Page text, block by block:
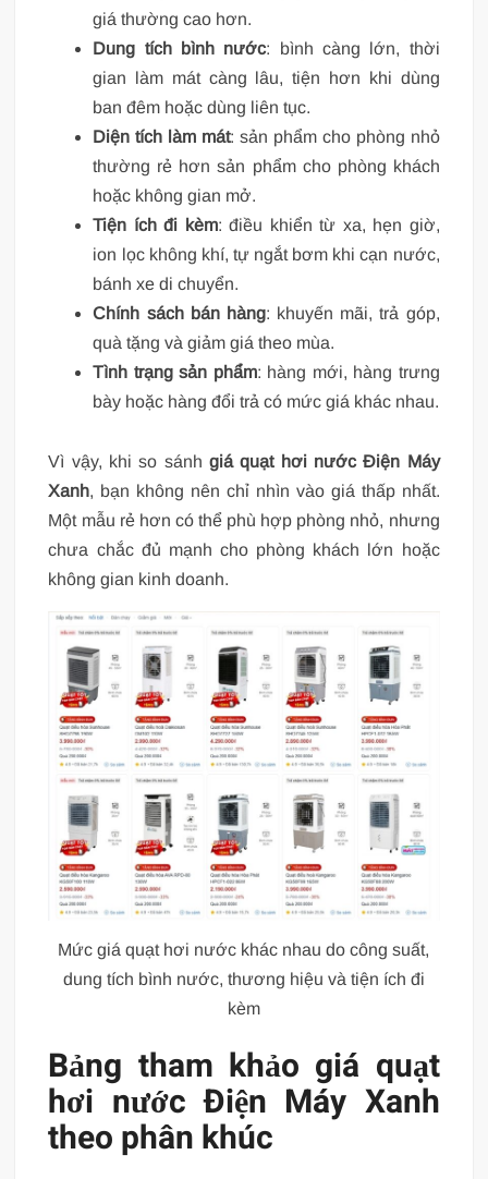
giá thường cao hơn.
Dung tích bình nước: bình càng lớn, thời
gian làm mát càng lâu, tiện hơn khi dùng
ban đêm hoặc dùng liên tục.
Diện tích làm mát: sản phẩm cho phòng nhỏ
thường rẻ hơn sản phẩm cho phòng khách
hoặc không gian mở.
Tiện ích đi kèm: điều khiển từ xa, hẹn giờ,
ion lọc không khí, tự ngắt bơm khi cạn nước,
bánh xe di chuyển.
Chính sách bán hàng: khuyến mãi, trả góp,
quà tặng và giảm giá theo mùa.
Tình trạng sản phẩm: hàng mới, hàng trưng
bày hoặc hàng đổi trả có mức giá khác nhau.
Vì vậy, khi so sánh giá quạt hơi nước Điện Máy
Xanh, bạn không nên chỉ nhìn vào giá thấp nhất.
Một mẫu rẻ hơn có thể phù hợp phòng nhỏ, nhưng
chưa chắc đủ mạnh cho phòng khách lớn hoặc
không gian kinh doanh.
Mức giá quạt hơi nước khác nhau do công suất,
dung tích bình nước, thương hiệu và tiện ích đi
kèm
Bảng tham khảo giá quạt
hơi nước Điện Máy Xanh
theo phân khúc